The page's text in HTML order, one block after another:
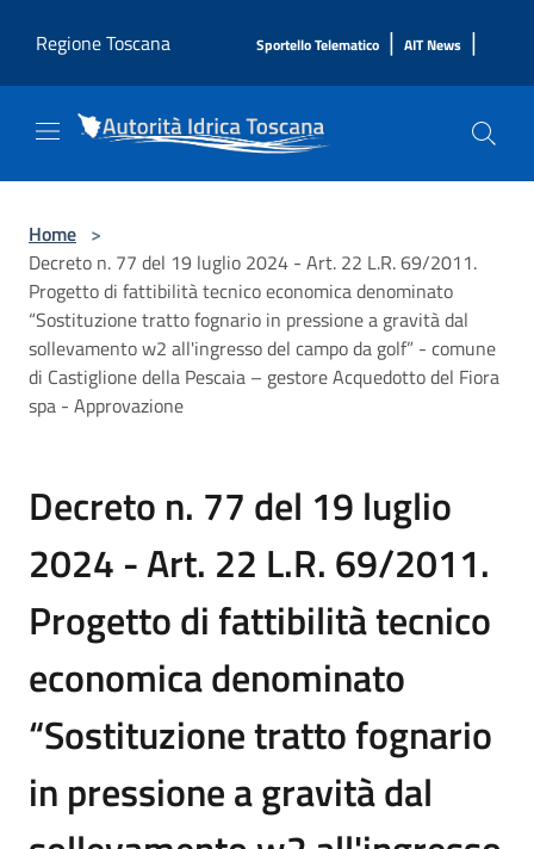
Regione Toscana
Sportello Telematico | AIT News |
Home >
Decreto n. 77 del 19 luglio 2024 - Art. 22 L.R. 69/2011.
Progetto di fattibilità tecnico economica denominato
“Sostituzione tratto fognario in pressione a gravità dal
sollevamento w2 all'ingresso del campo da golf” - comune
di Castiglione della Pescaia – gestore Acquedotto del Fiora
spa - Approvazione
Decreto n. 77 del 19 luglio
2024 - Art. 22 L.R. 69/2011.
Progetto di fattibilità tecnico
economica denominato
“Sostituzione tratto fognario
in pressione a gravità dal